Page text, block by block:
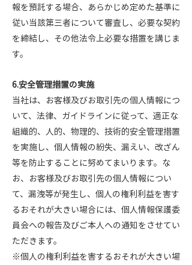
報を預託する場合、あらかじめ定めた基準に
従い当該第三者について審査し、必要な契約
を締結し、その他法令上必要な措置を講じま
す。
6.安全管理措置の実施
当社は、お客様及びお取引先の個人情報につ
いて、法律、ガイドラインに従って、適正な
組織的、人的、物理的、技術的安全管理措置
を実施し、個人情報の紛失、漏えい、改ざん
等を防止することに努めてまいります。な
お、お客様及びお取引先の個人情報につい
て、漏洩等が発生し、個人の権利利益を害す
るおそれが大きい場合には、個人情報保護委
員会への報告及びご本人への通知をさせてい
ただきます。
※個人の権利利益を害するおそれが大きい場